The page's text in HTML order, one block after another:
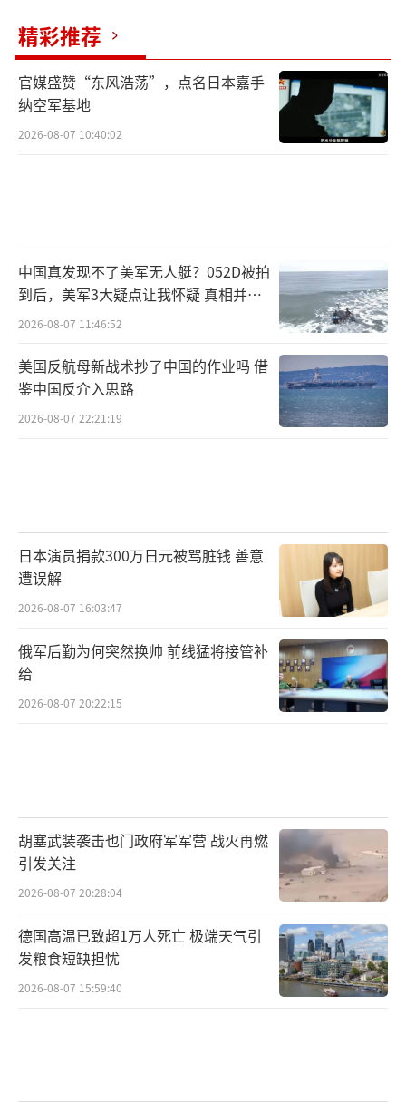
精彩推荐
官媒盛赞“东风浩荡”，点名日本嘉手
纳空军基地
2026-08-07 10:40:02
中国真发现不了美军无人艇？052D被拍
到后，美军3大疑点让我怀疑 真相并非
如此
2026-08-07 11:46:52
美国反航母新战术抄了中国的作业吗 借
鉴中国反介入思路
2026-08-07 22:21:19
日本演员捐款300万日元被骂脏钱 善意
遭误解
2026-08-07 16:03:47
俄军后勤为何突然换帅 前线猛将接管补
给
2026-08-07 20:22:15
胡塞武装袭击也门政府军军营 战火再燃
引发关注
2026-08-07 20:28:04
德国高温已致超1万人死亡 极端天气引
发粮食短缺担忧
2026-08-07 15:59:40